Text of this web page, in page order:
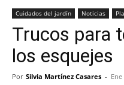
Cuidados del jardín Noticias
Trucos para
los esquejes
Por Silvia Martínez Casares -